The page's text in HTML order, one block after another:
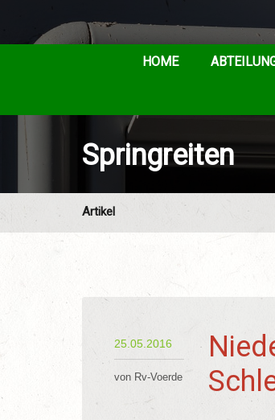
HOME
Springreiten
Artikel
25.05.2016
von Rv-Voerde